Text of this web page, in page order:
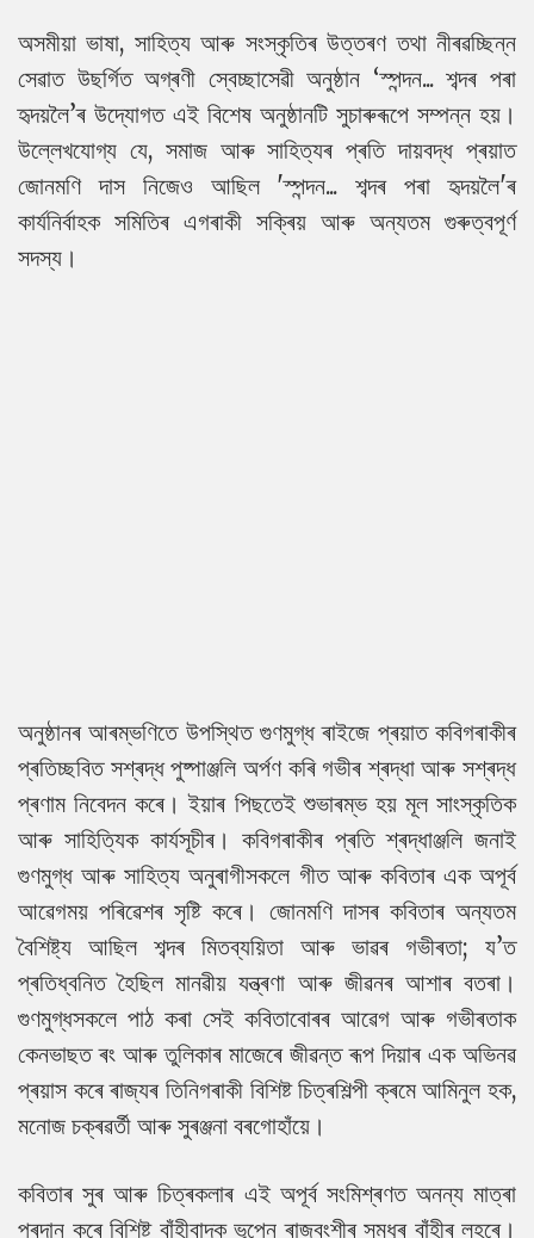
অসমীয়া ভাষা, সাহিত্য আৰু সংস্কৃতিৰ উত্তৰণ তথা নীৰৱচ্ছিন্ন
সেৱাত উছৰ্গিত অগ্ৰণী স্বেচ্ছাসেৱী অনুষ্ঠান ‘স্পন্দন... শব্দৰ পৰা
হৃদয়লৈ’ৰ উদ্যোগত এই বিশেষ অনুষ্ঠানটি সুচাৰুৰূপে সম্পন্ন হয়।
উল্লেখযোগ্য যে, সমাজ আৰু সাহিত্যৰ প্ৰতি দায়বদ্ধ প্ৰয়াত
জোনমণি দাস নিজেও আছিল 'স্পন্দন... শব্দৰ পৰা হৃদয়লৈ'ৰ
কাৰ্যনিৰ্বাহক সমিতিৰ এগৰাকী সক্ৰিয় আৰু অন্যতম গুৰুত্বপূৰ্ণ
সদস্য।
অনুষ্ঠানৰ আৰম্ভণিতে উপস্থিত গুণমুগ্ধ ৰাইজে প্ৰয়াত কবিগৰাকীৰ
প্ৰতিচ্ছবিত সশ্ৰদ্ধ পুষ্পাঞ্জলি অৰ্পণ কৰি গভীৰ শ্ৰদ্ধা আৰু সশ্ৰদ্ধ
প্ৰণাম নিবেদন কৰে। ইয়াৰ পিছতেই শুভাৰম্ভ হয় মূল সাংস্কৃতিক
আৰু সাহিত্যিক কাৰ্যসূচীৰ। কবিগৰাকীৰ প্ৰতি শ্ৰদ্ধাঞ্জলি জনাই
গুণমুগ্ধ আৰু সাহিত্য অনুৰাগীসকলে গীত আৰু কবিতাৰ এক অপূৰ্ব
আৱেগময় পৰিৱেশৰ সৃষ্টি কৰে। জোনমণি দাসৰ কবিতাৰ অন্যতম
বৈশিষ্ট্য আছিল শব্দৰ মিতব্যয়িতা আৰু ভাৱৰ গভীৰতা; য’ত
প্ৰতিধ্বনিত হৈছিল মানৱীয় যন্ত্ৰণা আৰু জীৱনৰ আশাৰ বতৰা।
গুণমুগ্ধসকলে পাঠ কৰা সেই কবিতাবোৰৰ আৱেগ আৰু গভীৰতাক
কেনভাছত ৰং আৰু তুলিকাৰ মাজেৰে জীৱন্ত ৰূপ দিয়াৰ এক অভিনৱ
প্ৰয়াস কৰে ৰাজ্যৰ তিনিগৰাকী বিশিষ্ট চিত্ৰশিল্পী ক্ৰমে আমিনুল হক,
মনোজ চক্ৰৱৰ্তী আৰু সুৰঞ্জনা বৰগোহাঁয়ে।
কবিতাৰ সুৰ আৰু চিত্ৰকলাৰ এই অপূৰ্ব সংমিশ্ৰণত অনন্য মাত্ৰা
প্ৰদান কৰে বিশিষ্ট বাঁহীবাদক ভূপেন ৰাজবংশীৰ সুমধুৰ বাঁহীৰ লহৰে।